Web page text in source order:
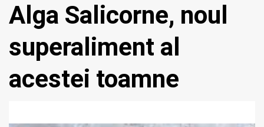
Alga Salicorne, noul
superaliment al
acestei toamne